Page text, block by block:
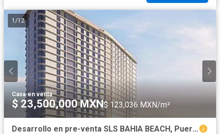
1 /12
Casa·en venta
$ 23,500,000 MXN$ 123,036 MXN/m²
Desarrollo en pre-venta SLS BAHIA BEACH, Puerto Cancún